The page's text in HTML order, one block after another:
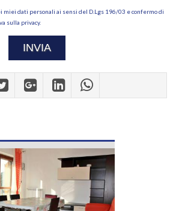
dati personali ai sensi del D.Lgs 196/03 e confermo di
sulla privacy.